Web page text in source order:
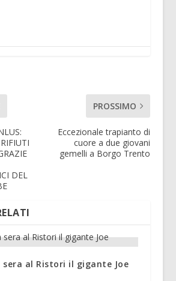
DEL
PROSSIMO
Eccezionale trapianto di
cuore a due giovani
gemelli a Borgo Trento
sera al Ristori il gigante Joe